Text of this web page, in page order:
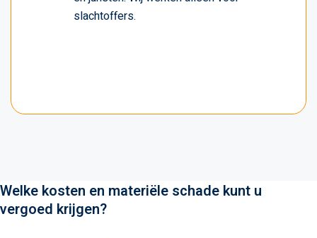
slachtoffers.
Welke kosten en materiële schade kunt u
vergoed krijgen?